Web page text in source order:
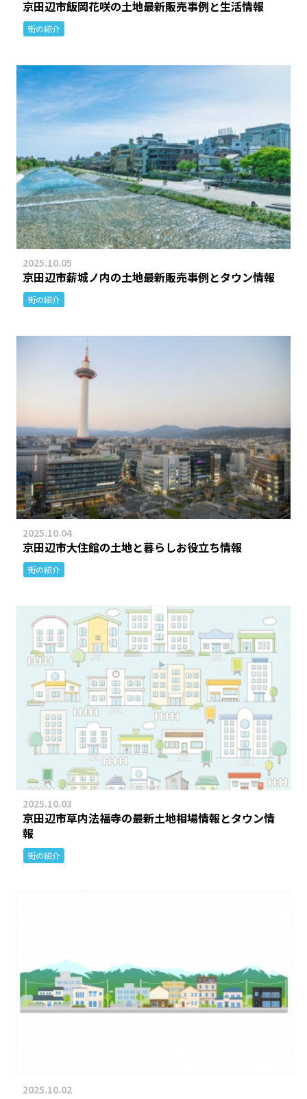
京田辺市飯岡花咲の土地最新販売事例と生活情報
街の紹介
2025.10.05
京田辺市薪城ノ内の土地最新販売事例とタウン情報
街の紹介
2025.10.04
京田辺市大住館の土地と暮らしお役立ち情報
街の紹介
2025.10.03
京田辺市草内法福寺の最新土地相場情報とタウン情
報
街の紹介
2025.10.02